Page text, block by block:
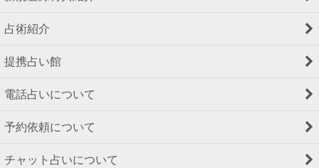
占術紹介
提携占い館
電話占いについて
予約依頼について
チャット占いについて